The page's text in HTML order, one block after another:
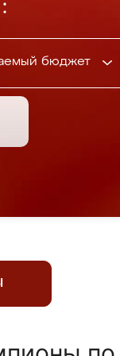
бюджет